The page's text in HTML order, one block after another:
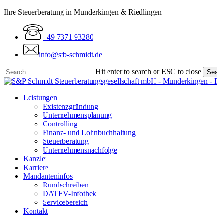
Skip
content
Ihre Steuerberatung in Munderkingen & Riedlingen
+49 7371 93280
info@stb-schmidt.de
Hit enter to search or ESC to close
Close
Menu
Leistungen
Existenzgründung
Unternehmensplanung
Controlling
Finanz- und Lohnbuchhaltung
Steuerberatung
Unternehmensnachfolge
Kanzlei
Karriere
Mandanteninfos
Rundschreiben
DATEV-Infothek
Servicebereich
Kontakt